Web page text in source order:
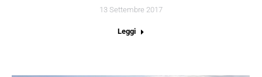
13 Settembre 2017
Leggi